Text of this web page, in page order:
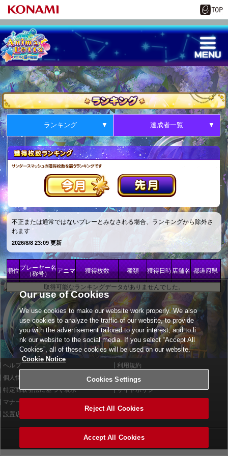
ランキング 達成者一覧
不正または通常ではないプレーとみなされる場合、ランキングから除外さ
れます
2026/8/8 23:09 更新
順位プレーヤー名
（称号）
アニマ 獲得枚数 種類 獲得日時店舗名 都道府県
取得可能なランキングデータがありませんでした。
ヘルプ
利用規約
個人情報等保護方針
外部送信について
特定商取引法に基づく表示
サイトポリシー
マナー＆ルール
設置店舗検索
©2026 Konami Arcade Games
Our use of Cookies
We use cookies to make our website work properly. We also
use cookies to analyze the traffic of our website, to provide
you with the advertisement tailored to your interest, and to li
nk our website to the social media. If you select “Accept All
Cookies”, all of these cookies will be used on our website.
Cookie Notice
Cookies Settings
Reject All Cookies
Accept All Cookies